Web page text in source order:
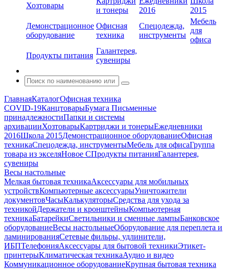
Хозтовары
и тонеры
2016
2015
Демонстрационное
оборудование
Офисная
техника
Спецодежда,
инструменты
Мебель
для
офиса
Продукты питания
Галантерея,
сувениры
ГлавнаяКаталогОфисная техника
COVID-19КанцтоварыБумага Письменные
принадлежностиПапки и системы
архивацииХозтоварыКартриджи и тонерыЕжедневники
2016Школа 2015Демонстрационное оборудованиеОфисная
техникаСпецодежда, инструментыМебель для офисаГруппа
товара из экселяНовое СПродукты питанияГалантерея,
сувениры
Весы настольные
Мелкая бытовая техникаАксессуары для мобильных
устройствКомпьютерные аксессуарыУничтожители
документовЧасыКалькуляторыСредства для ухода за
техникойДержатели и кронштейныКомпьютерная
техникаБатарейкиСветильники и сменные лампыБанковское
оборудованиеВесы настольныеОборудование для переплета и
ламинированияСетевые фильры, удлинители,
ИБПТелефонияАксессуары для бытовой техникиЭтикет-
принтерыКлиматическая техникаАудио и видео
Коммуникационное оборудованиеКрупная бытовая техника